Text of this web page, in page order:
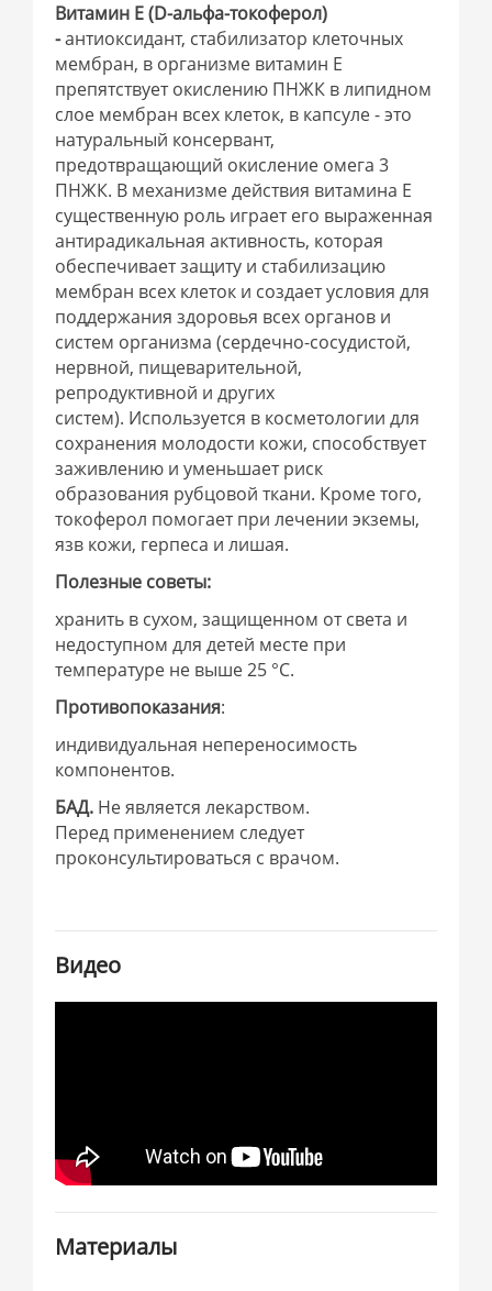
Витамин Е (D-альфа-токоферол)
-антиоксидант, стабилизатор клеточных
мембран, в организме витамин Е
препятствует окислению ПНЖК в липидном
слое мембран всех клеток, в капсуле - это
натуральный консервант,
предотвращающий окисление омега 3
ПНЖК. В механизме действия витамина Е
существенную роль играет его выраженная
антирадикальная активность, которая
обеспечивает защиту и стабилизацию
мембран всех клеток и создает условия для
поддержания здоровья всех органов и
систем организма (сердечно-сосудистой,
нервной, пищеварительной,
репродуктивной и других
систем). Используется в косметологии для
сохранения молодости кожи, способствует
заживлению и уменьшает риск
образования рубцовой ткани. Кроме того,
токоферол помогает при лечении экземы,
язв кожи, герпеса и лишая.
Полезные советы:
хранить в сухом, защищенном от света и
недоступном для детей месте при
температуре не выше 25 °С.
Противопоказания:
индивидуальная непереносимость
компонентов.
БАД. Не является лекарством.
Перед применением следует
проконсультироваться с врачом.
Видео
Материалы